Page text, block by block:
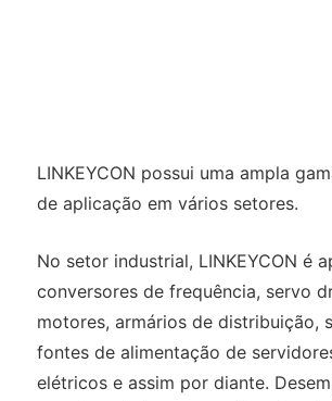
LINKEYCON possui uma ampla
de aplicação em vários setores.
No setor industrial, LINKEYCON é
conversores de frequência, servo
motores, armários de distribuição,
fontes de alimentação de
elétricos e assim por diante.